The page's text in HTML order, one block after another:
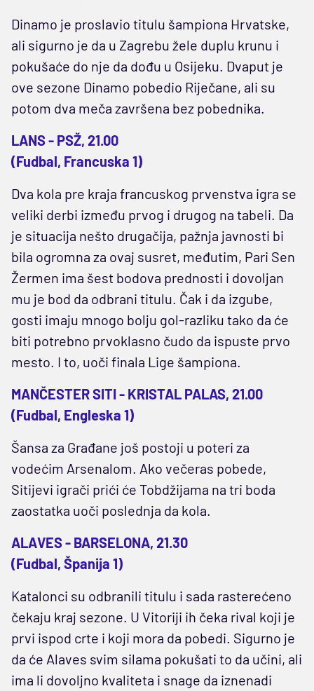
Dinamo je proslavio titulu šampiona Hrvatske,
ali sigurno je da u Zagrebu žele duplu krunu i
pokušaće do nje da dođu u Osijeku. Dvaput je
ove sezone Dinamo pobedio Riječane, ali su
potom dva meča završena bez pobednika.
LANS - PSŽ, 21.00
(Fudbal, Francuska 1)
Dva kola pre kraja francuskog prvenstva igra se
veliki derbi između prvog i drugog na tabeli. Da
je situacija nešto drugačija, pažnja javnosti bi
bila ogromna za ovaj susret, međutim, Pari Sen
Žermen ima šest bodova prednosti i dovoljan
mu je bod da odbrani titulu. Čak i da izgube,
gosti imaju mnogo bolju gol-razliku tako da će
biti potrebno prvoklasno čudo da ispuste prvo
mesto. I to, uoči finala Lige šampiona.
MANČESTER SITI - KRISTAL PALAS, 21.00
(Fudbal, Engleska 1)
Šansa za Građane još postoji u poteri za
vodećim Arsenalom. Ako večeras pobede,
Sitijevi igrači prići će Tobdžijama na tri boda
zaostatka uoči poslednja da kola.
ALAVES - BARSELONA, 21.30
(Fudbal, Španija 1)
Katalonci su odbranili titulu i sada rasterećeno
čekaju kraj sezone. U Vitoriji ih čeka rival koji je
prvi ispod crte i koji mora da pobedi. Sigurno je
da će Alaves svim silama pokušati to da učini, ali
ima li dovoljno kvaliteta i snage da iznenadi